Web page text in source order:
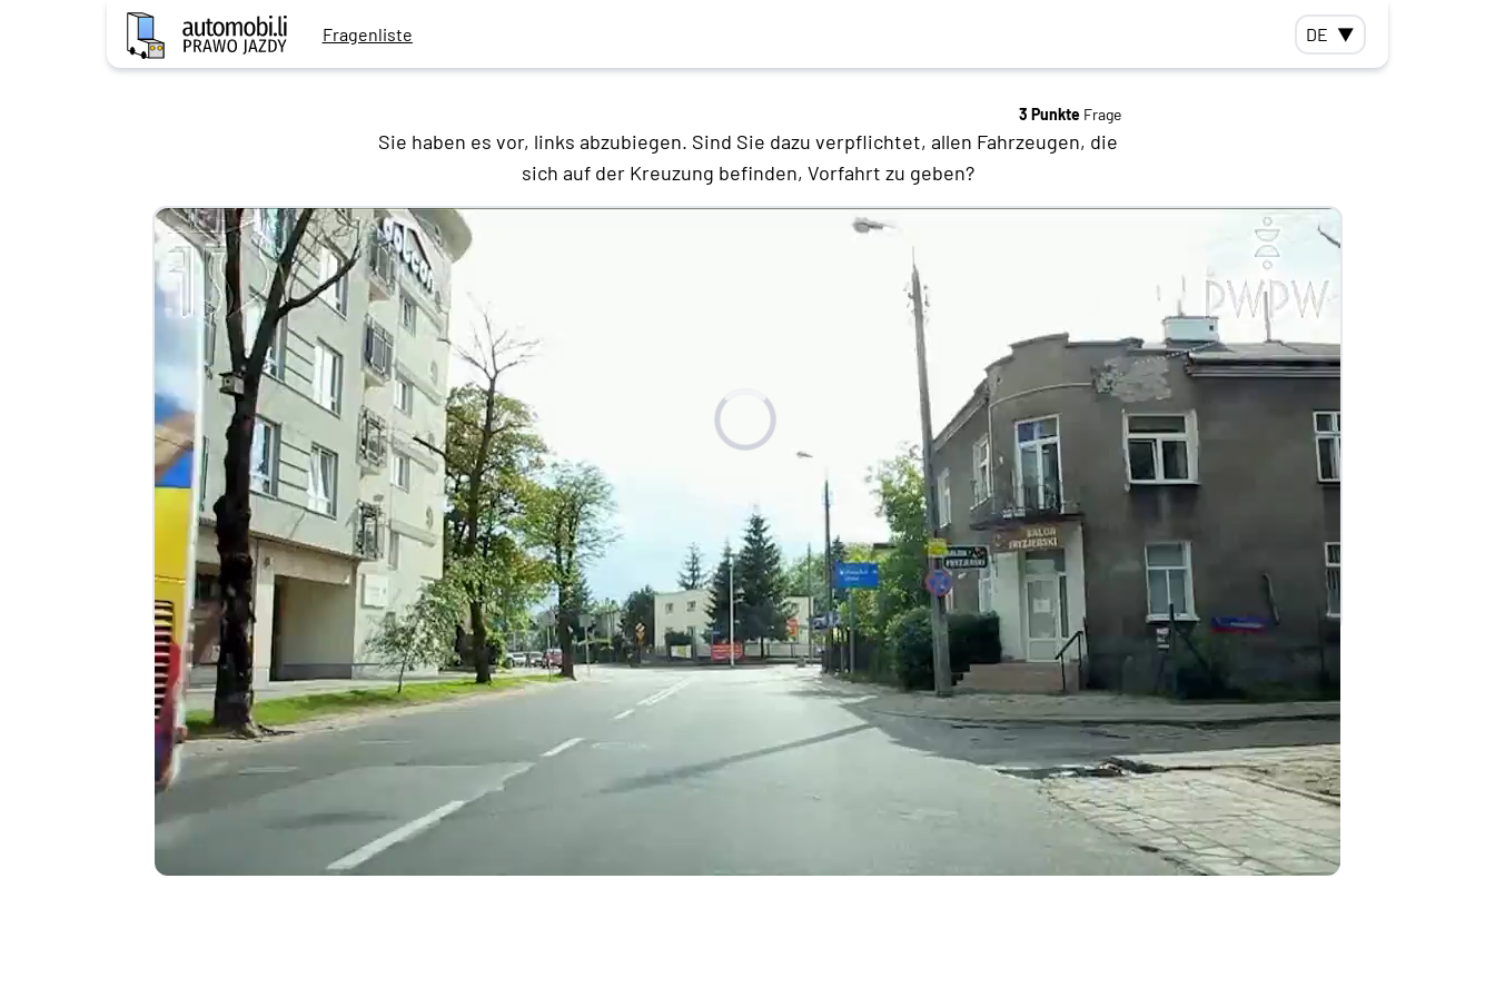
Fragenliste DE ▼
3 Punkte Frage
Sie haben es vor, links abzubiegen. Sind Sie dazu verpflichtet, allen Fahrzeugen, die
sich auf der Kreuzung befinden, Vorfahrt zu geben?
Ja